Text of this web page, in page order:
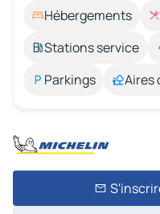
Hébergements
Stations service
Parkings
Aires